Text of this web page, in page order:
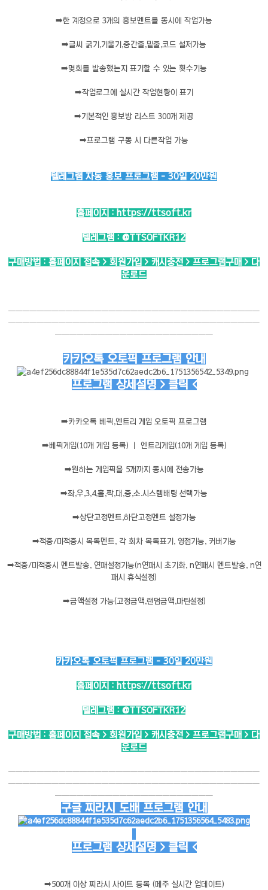
➡️한 계정으로 3개의 홍보멘트를 동시에 작업가능
➡️글씨 굵기,기울기,중간줄,밑줄,코드 설저가능
➡️몇회를 발송했는지 표기할 수 있는 횟수기능
➡️작업로그에 실시간 작업현황이 표기
➡️기본적인 홍보방 리스트 300개 제공
➡️프로그램 구동 시 다른작업 가능
텔레그램 자동 홍보 프로그램 - 30일 20만원
홈페이지 : https://ttsoft.kr
텔레그램 : @TTSOFTKR12
구매방법 : 홈페이지 접속 > 회원가입 > 캐시충전 > 프로그램구매 > 다
운로드
───────────────────────────────────
───────────────────────────────────
──────────────────────
카카오톡 오토픽 프로그램 안내
프로그램 상세설명 > 클릭 <
➡️카카오톡 베픽,엔트리 게임 오토픽 프로그램
➡️ 베픽게임(10개 게임 등록) ㅣ 엔트리게임(10개 게임 등록)
➡️원하는 게임픽을 5개까지 동시에 전송가능
➡️좌,우,3,4,홀,짝,대,중,소.시스템배팅 선택가능
➡️상단고정멘트,하단고정멘트 설정가능
➡️적중/미적중시 목록멘트, 각 회차 목록표기, 영점기능, 커버기능
➡️적중/미적중시 멘트발송, 연패설정기능(n연패시 초기화, n연패시 멘트발송, n연
패시 휴식설정)
➡️금액설정 가능(고정금액,랜덤금액,마틴설정)
카카오톡 오토픽 프로그램 - 30일 20만원
홈페이지 : https://ttsoft.kr
텔레그램 : @TTSOFTKR12
구매방법 : 홈페이지 접속 > 회원가입 > 캐시충전 > 프로그램구매 > 다
운로드
───────────────────────────────────
───────────────────────────────────
──────────────────────
구글 찌라시 도배 프로그램 안내
프로그램 상세설명 > 클릭 <
➡️500개 이상 찌라시 사이트 등록 (메주 실시간 업데이트)